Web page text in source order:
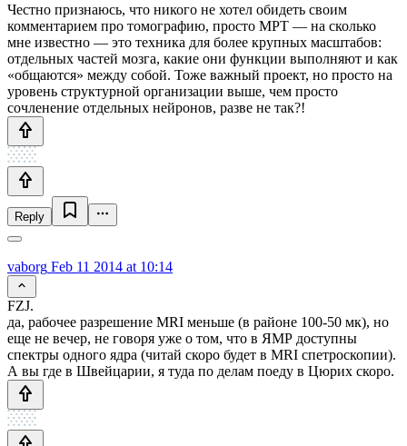
Честно признаюсь, что никого не хотел обидеть своим
комментарием про томографию, просто МРТ — на сколько
мне известно — это техника для более крупных масштабов:
отдельных частей мозга, какие они функции выполняют и как
«общаются» между собой. Тоже важный проект, но просто на
уровень структурной организации выше, чем просто
сочленение отдельных нейронов, разве не так?!
Reply
vaborg Feb 11 2014 at 10:14
FZJ.
да, рабочее разрешение MRI меньше (в районе 100-50 мк), но
еще не вечер, не говоря уже о том, что в ЯМР доступны
спектры одного ядра (читай скоро будет в MRI спетроскопии).
А вы где в Швейцарии, я туда по делам поеду в Цюрих скоро.